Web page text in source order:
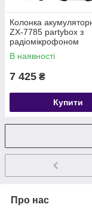
Колонка
ZX-7785 partybox з
радіомікрофоном
(200W/USB/BT/FM/
В наявності
7 425 ₴
Купити
Про нас